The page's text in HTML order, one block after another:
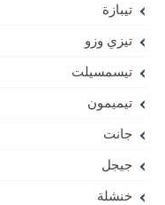
تيبازة
تيزي وزو
تيسمسيلت
تيميمون
جانت
جيجل
خنشلة